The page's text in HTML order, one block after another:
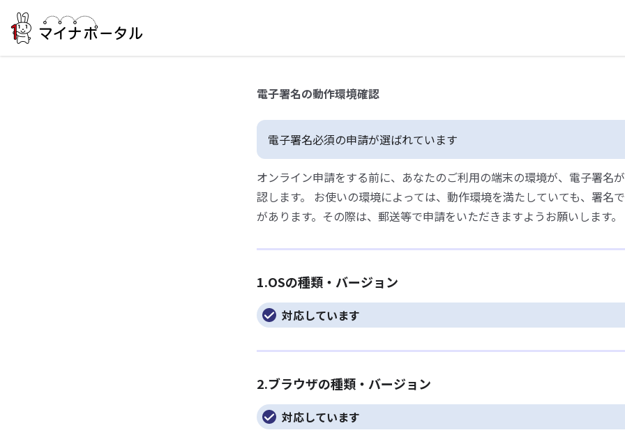
電子署名の動作環境確認
電子署名必須の申請が選ばれています
オンライン申請をする前に、あなたのご利用の端末の環境が、電子署名
認します。 お使いの環境によっては、動作環境を満たしていても、署名
があります。その際は、郵送等で申請をいただきますようお願いします。
1.OSの種類・バージョン
対応しています
2.ブラウザの種類・バージョン
対応しています